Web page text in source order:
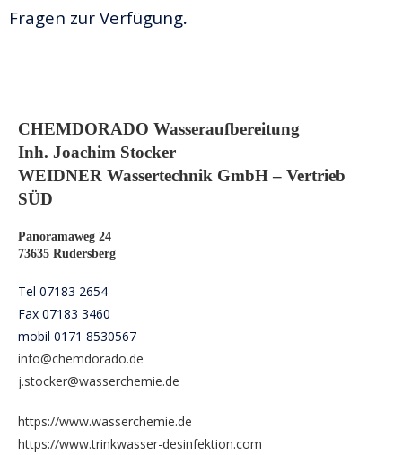
Fragen zur Verfügung.
CHEMDORADO Wasseraufbereitung
Inh. Joachim Stocker
WEIDNER Wassertechnik GmbH – Vertrieb
SÜD
Panoramaweg 24
73635 Rudersberg
Tel 07183 2654
Fax 07183 3460
mobil 0171 8530567
info@chemdorado.de
j.stocker@wasserchemie.de
https://www.wasserchemie.de
https://www.trinkwasser-desinfektion.com